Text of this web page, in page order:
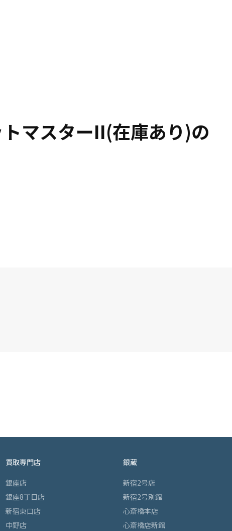
マスターII(在庫あり)の
買取専門店
銀座店
銀座8丁目店
新宿東口店
中野店
銀蔵
新宿2号店
新宿2号別館
心斎橋本店
心斎橋店新館